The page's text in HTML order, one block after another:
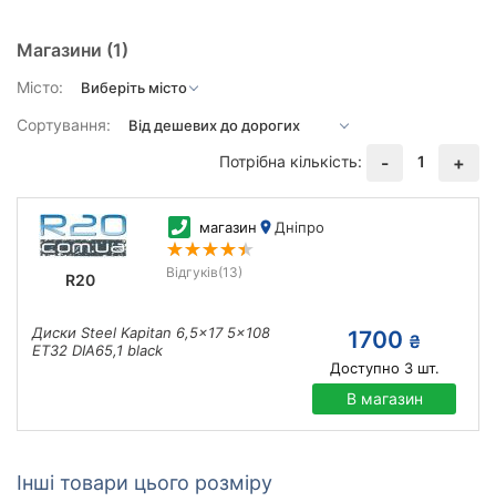
Магазини (1)
Місто:
Сортування:
Потрібна кількість:
- 1 +
R20
магазин Дніпро
Відгуків(13)
Диски Steel Kapitan 6,5x17 5x108
ET32 DIA65,1 black
1700 ₴
Доступно 3шт.
В магазин
Інші товари цього розміру